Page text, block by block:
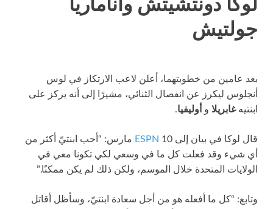
لوكا دونتشيتش وآناماريا
جولتيش
بعد عامين من خطوبتهما، أعلن لاعب الارتكاز في لوس
أنجلوس ليكرز عن انفصال الثنائي، مشيرًا إلى أنه يركز على
ابنتيهغابريلا و أوليفيا.
قال لوكا في بيان إلى ESPN 10 مارس: “أحب ابنتيّ أكثر من
أي شيء وقد فعلت كل ما في وسعي لكي تكونا معي في
الولايات المتحدة خلال الموسم، ولكن ذلك لم يكن ممكنًا.”
وتابع: “كل ما أفعله هو من أجل سعادة ابنتيّ، وسأظل أقاتل